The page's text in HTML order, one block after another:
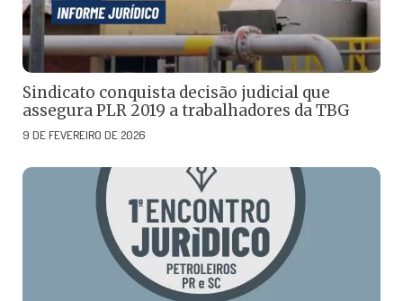
Sindicato conquista decisão judicial que
assegura PLR 2019 a trabalhadores da TBG
9 DE FEVEREIRO DE 2026